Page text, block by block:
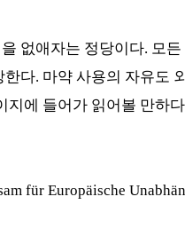
없애자는 정당이다. 모
한다. 마약 사용의 자유도
지에 들어가 읽어볼 만하다
für Europäische